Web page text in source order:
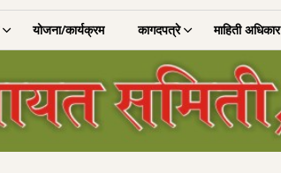
योजना/कार्यक्रम कागदपत्रे माहिती अधिकार